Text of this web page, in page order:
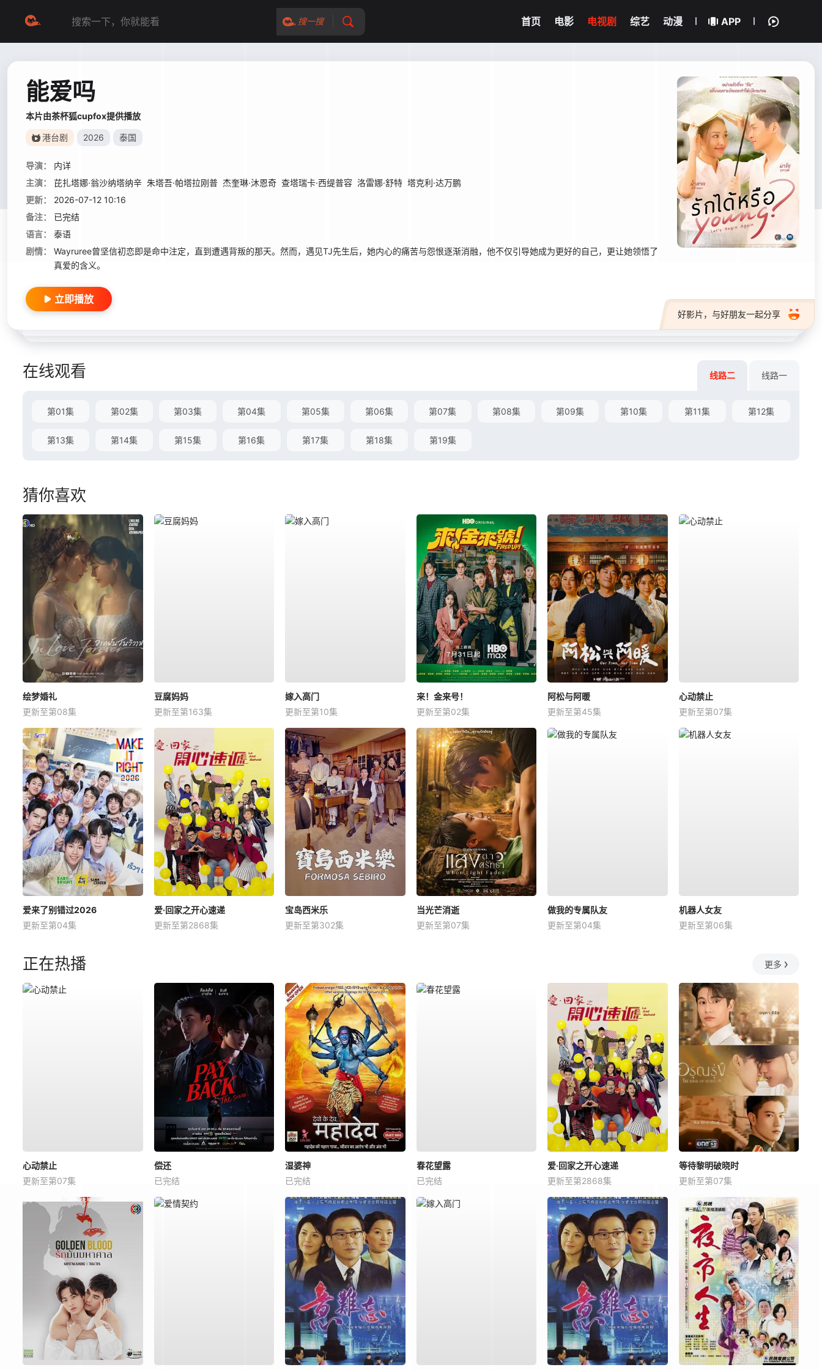
搜一搜 首页 电影 电视剧 综艺 动漫 APP
能爱吗
本片由茶杯狐cupfox提供播放
港台剧 2026 泰国
导演：
内详
主演：
芘扎塔娜·翁沙纳塔纳辛 朱塔吾·帕塔拉刚普 杰奎琳·沐恩奇 查塔瑞卡·西缇普容 洛雷娜·舒特 塔克利·达万鹏
更新：
2026-07-12 10:16
备注：
已完结
语言：
泰语
剧情：
Wayruree曾坚信初恋即是命中注定，直到遭遇背叛的那天。然而，遇见TJ先生后，她内心的痛苦与怨恨逐渐消融，他不仅引导她成为更好的自己，更让她领悟了
真爱的含义。
好影片，与好朋友一起分享
立即播放
在线观看 线路二 线路一
第01集 第02集 第03集 第04集 第05集 第06集 第07集 第08集 第09集 第10集 第11集 第12集
第13集 第14集 第15集 第16集 第17集 第18集 第19集
猜你喜欢
绘梦婚礼
更新至第08集
豆腐妈妈
更新至第163集
嫁入高门
更新至第10集
来！金来号！
更新至第02集
阿松与阿暖
更新至第45集
心动禁止
更新至第07集
爱来了别错过2026
更新至第04集
爱·回家之开心速递
更新至第2868集
宝岛西米乐
更新至第302集
当光芒消逝
更新至第07集
做我的专属队友
更新至第04集
机器人女友
更新至第06集
正在热播 更多
心动禁止
更新至第07集
偿还
已完结
湿婆神
已完结
春花望露
已完结
爱·回家之开心速递
更新至第2868集
等待黎明破晓时
更新至第07集